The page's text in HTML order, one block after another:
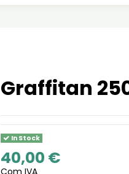
Graffitan
In Stock
40,00 €
Com IVA